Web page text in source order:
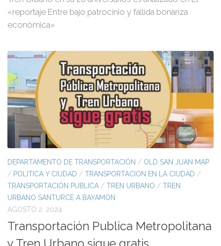
«reportaje Entre bajo patrocinio y fallida bonanza
económica»
DEPARTAMENTO DE TRANSPORTACIÓN / OLD SAN JUAN MAP
/ POLITICA Y CIUDAD / TRANSPORTACION EN LA CIUDAD /
TRANSPORTACIÓN PUBLICA / TREN URBANO / TREN
URBANO SANTURCE A BAYAMÓN
AGOSTO 2, 2024
Transportación Publica Metropolitana